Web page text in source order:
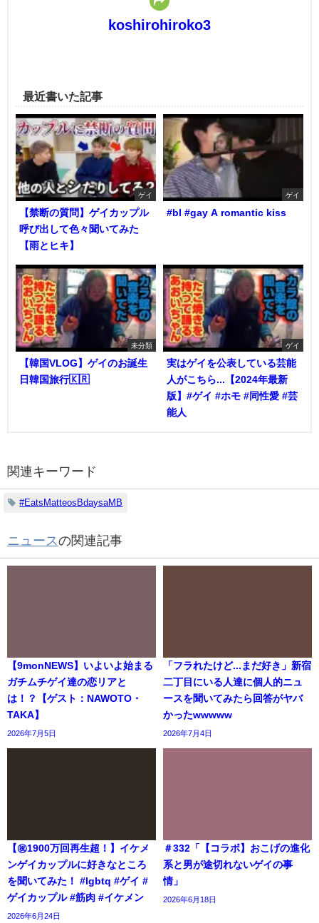
koshirohiroko3
最近書いた記事
ゲイ
【禁断の質問】ゲイカップル
呼び出して色々聞いてみた
【雨とヒキ】
ゲイ
#bl #gay A romantic kiss
未分類
【韓国VLOG】ゲイのお誕生
日韓国旅行🇰🇷
ゲイ
実はゲイを公表している芸能
人がこちら...【2024年最新
版】#ゲイ #ホモ #同性愛 #芸
能人
関連キーワード
#EatsMatteosBdaysaMB
ニュース の関連記事
【9monNEWS】いよいよ始まる
ガチムチゲイ達の恋リアと
は！？【ゲスト：NAWOTO・
TAKA】
2026年7月5日
「フラれたけど...まだ好き」新宿
二丁目にいる人達に個人的ニュ
ースを聞いてみたら回答がヤバ
かったwwwww
2026年7月4日
【㊗️1900万回再生超！】イケメ
ンゲイカップルに好きなところ
を聞いてみた！ #lgbtq #ゲイ #
ゲイカップル #筋肉 #イケメン
2026年6月24日
＃332「【コラボ】おこげの進化
系と男が途切れないゲイの事
情」
2026年6月18日